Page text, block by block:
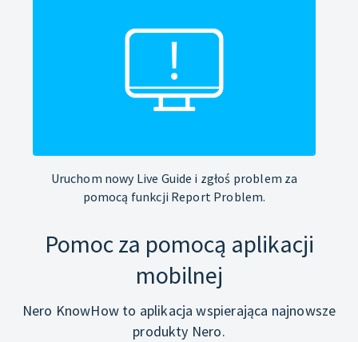
Uruchom nowy Live Guide i zgłoś problem za
pomocą funkcji Report Problem.
Pomoc za pomocą aplikacji
mobilnej
Nero KnowHow to aplikacja wspierająca najnowsze
produkty Nero.